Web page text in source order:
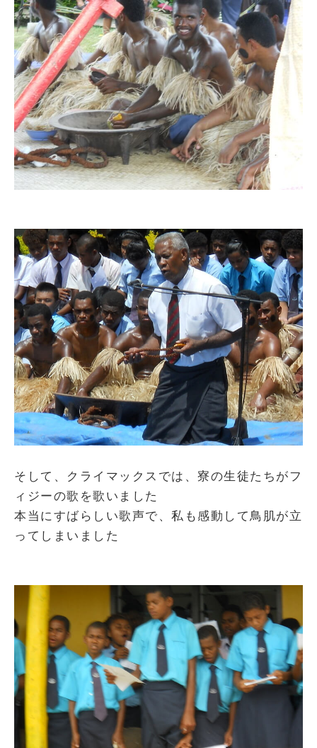
そして、クライマックスでは、寮の生徒たちがフ
ィジーの歌を歌いました
本当にすばらしい歌声で、私も感動して鳥肌が立
ってしまいました